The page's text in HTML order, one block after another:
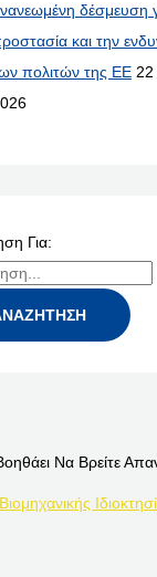
δέσμευση
και την
πολιτών της ΕΕ 22
Για:
Να Βρείτε